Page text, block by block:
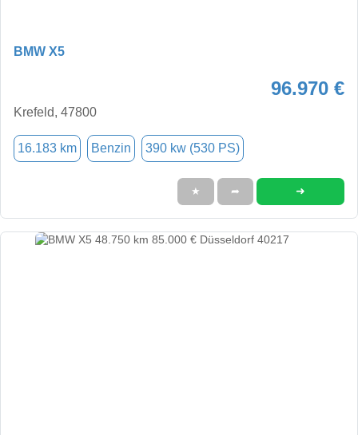
BMW X5
96.970 €
Krefeld, 47800
16.183 km Benzin 390 kw (530 PS)
★ ➦ ➜